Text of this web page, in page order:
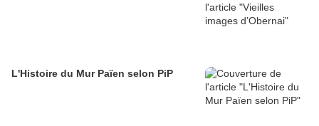
L'Histoire du Mur Païen selon PiP